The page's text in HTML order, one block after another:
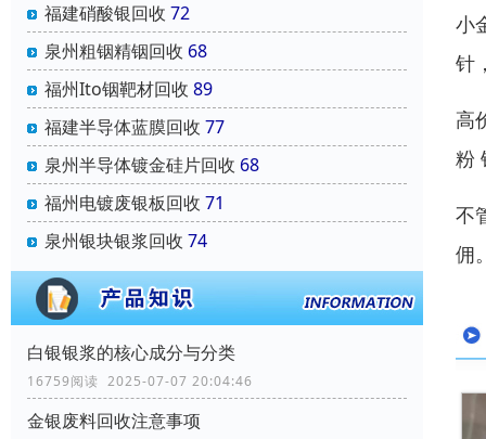
福建硝酸银回收 72
泉州粗铟精铟回收 68
福州Ito铟靶材回收 89
福建半导体蓝膜回收 77
泉州半导体镀金硅片回收 68
福州电镀废银板回收 71
泉州银块银浆回收 74
白银银浆的核心成分与分类
16759阅读 2025-07-07 20:04:46
金银废料回收注意事项
小
针
高
粉
不
佣